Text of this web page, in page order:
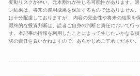
変動リスクが伴い、元本割れが生じる可能性があります。
ン結果は、将来の運用成果を保証するものではありません
は十分配慮しておりますが、 内容の完全性や将来の結果を
最終的な投資判断は、読者ご自身の判断と責任において行
す。本記事の情報を利用したことによって生じたいかなる
切の責任を負いかねますので、あらかじめご了承ください。